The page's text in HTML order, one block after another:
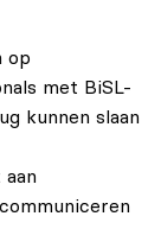
op
met BiSL-
kunnen slaan